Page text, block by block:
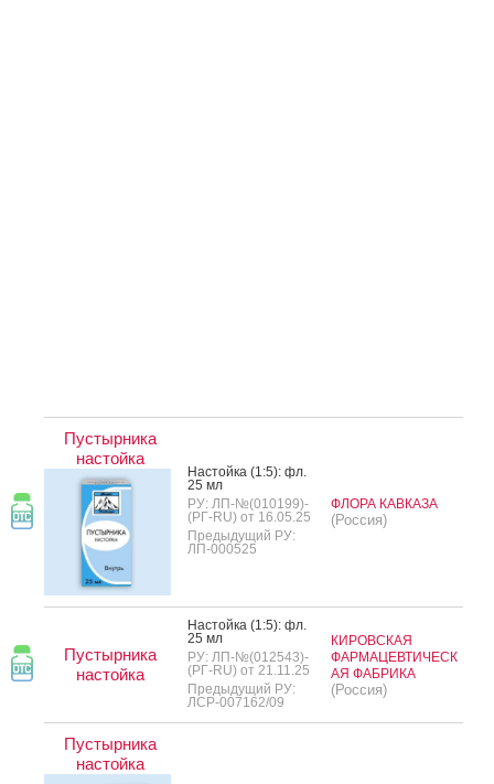
Пустырника
настойка
Нас­той­ка (1:5): фл.
25 мл
РУ: ЛП-№(010199)-
(РГ-RU) от 16.05.25
Предыдущий РУ:
ЛП-000525
ФЛОРА КАВКАЗА
(Россия)
Пустырника
настойка
Нас­той­ка (1:5): фл.
25 мл
РУ: ЛП-№(012543)-
(РГ-RU) от 21.11.25
Предыдущий РУ:
ЛСР-007162/09
КИРОВСКАЯ
ФАРМАЦЕВТИЧЕСК
АЯ ФАБРИКА
(Россия)
Пустырника
настойка